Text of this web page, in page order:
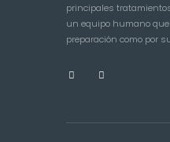
principales
un equipo humano
preparación como por